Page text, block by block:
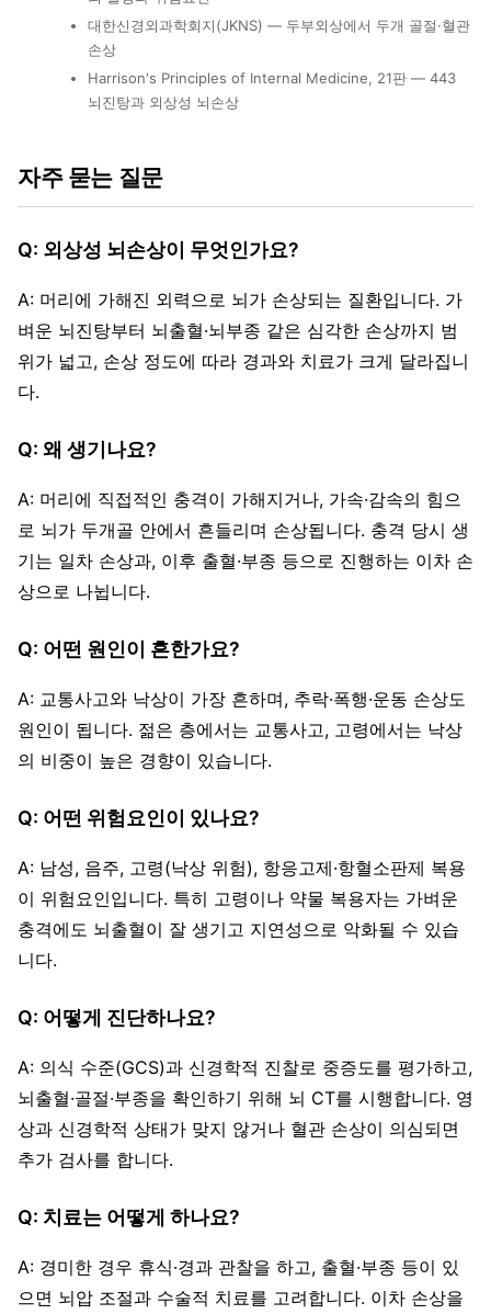
대한신경외과학회지(JKNS) — 두부외상에서 두개 골절·혈관
손상
Harrison's Principles of Internal Medicine, 21판 — 443
뇌진탕과 외상성 뇌손상
자주 묻는 질문
Q: 외상성 뇌손상이 무엇인가요?
A: 머리에 가해진 외력으로 뇌가 손상되는 질환입니다. 가
벼운 뇌진탕부터 뇌출혈·뇌부종 같은 심각한 손상까지 범
위가 넓고, 손상 정도에 따라 경과와 치료가 크게 달라집니
다.
Q: 왜 생기나요?
A: 머리에 직접적인 충격이 가해지거나, 가속·감속의 힘으
로 뇌가 두개골 안에서 흔들리며 손상됩니다. 충격 당시 생
기는 일차 손상과, 이후 출혈·부종 등으로 진행하는 이차 손
상으로 나뉩니다.
Q: 어떤 원인이 흔한가요?
A: 교통사고와 낙상이 가장 흔하며, 추락·폭행·운동 손상도
원인이 됩니다. 젊은 층에서는 교통사고, 고령에서는 낙상
의 비중이 높은 경향이 있습니다.
Q: 어떤 위험요인이 있나요?
A: 남성, 음주, 고령(낙상 위험), 항응고제·항혈소판제 복용
이 위험요인입니다. 특히 고령이나 약물 복용자는 가벼운
충격에도 뇌출혈이 잘 생기고 지연성으로 악화될 수 있습
니다.
Q: 어떻게 진단하나요?
A: 의식 수준(GCS)과 신경학적 진찰로 중증도를 평가하고,
뇌출혈·골절·부종을 확인하기 위해 뇌 CT를 시행합니다. 영
상과 신경학적 상태가 맞지 않거나 혈관 손상이 의심되면
추가 검사를 합니다.
Q: 치료는 어떻게 하나요?
A: 경미한 경우 휴식·경과 관찰을 하고, 출혈·부종 등이 있
으면 뇌압 조절과 수술적 치료를 고려합니다. 이차 손상을